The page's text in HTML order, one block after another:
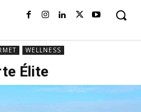
WELLNESS
Élite